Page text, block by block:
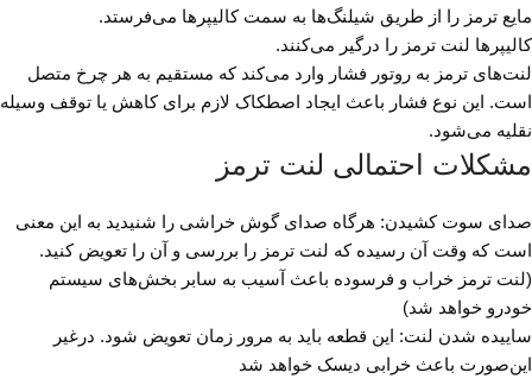
مایع ترمز را از طریق شیلنگ‌ها به سمت کالیپرها می‌فرستد.
کالیپرها لنت ترمز را درگیر می‌کنند.
لنت‌های ترمز به روتور فشار وارد می‌کند که مستقیم به هر چرخ متصل
است. این نوع فشار باعث ایجاد اصطکاک لازم برای کاهش یا توقف وسیله
نقلیه می‌شود.
مشکلات احتمالی لنت ترمز
صدای سوت کشیدن: هرگاه صدای گوش خراشی را شنیدید به این معنی
است که وقت آن رسیده که لنت ترمز را بررسی و آن را تعویض کنید.
(لنت ترمز خراب و فرسوده باعث آسیب به سابر بخش‌های سیستم
خودرو خواهد شد)
ساییده شدن لنت: این قطعه باید به مرور زمان تعویض شود. درغیر
این‌صورت باعث خرابی دیسک خواهد شد